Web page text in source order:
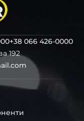
+38 066 426-0000
192